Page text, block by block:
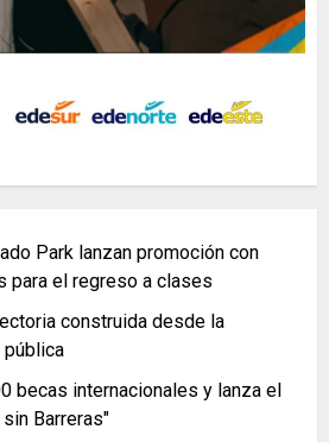
Park lanzan promoción con
para el regreso a clases
construida desde la
becas internacionales y lanza el
Barreras"